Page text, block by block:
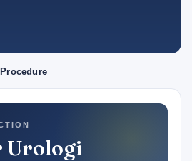
Procedure
Urologi